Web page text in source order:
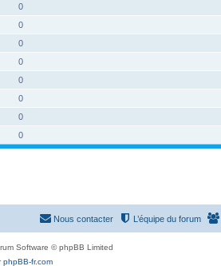
0
0
0
0
0
0
0
0
L’équipe du forum
Nous contacter
Software © phpBB Limited
phpBB-fr.com